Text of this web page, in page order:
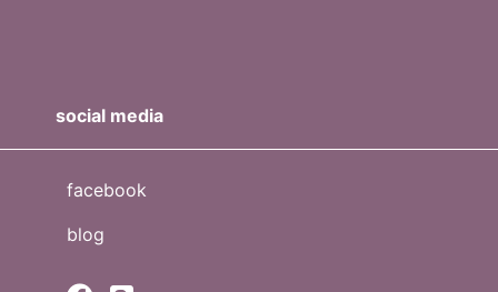
social media
facebook
blog